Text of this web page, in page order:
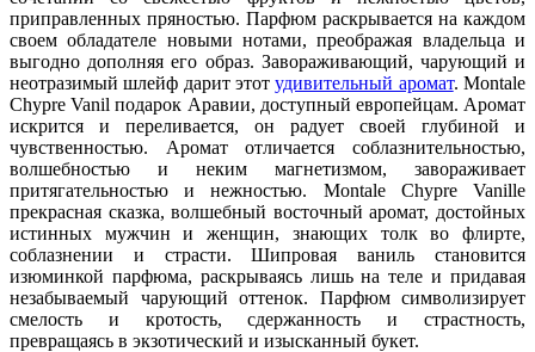
приправленных пряностью. Парфюм раскрывается на каждом
своем обладателе новыми нотами, преображая владельца и
выгодно дополняя его образ. Завораживающий, чарующий и
неотразимый шлейф дарит этотудивительный аромат. Montale
Chypre Vanil подарок Аравии, доступный европейцам. Аромат
искрится и переливается, он радует своей глубиной и
чувственностью. Аромат отличается соблазнительностью,
волшебностью и неким магнетизмом, завораживает
притягательностью и нежностью. Montale Chypre Vanille
прекрасная сказка, волшебный восточный аромат, достойных
истинных мужчин и женщин, знающих толк во флирте,
соблазнении и страсти. Шипровая ваниль становится
изюминкой парфюма, раскрываясь лишь на теле и придавая
незабываемый чарующий оттенок. Парфюм символизирует
смелость и кротость, сдержанность и страстность,
превращаясь в экзотический и изысканный букет.